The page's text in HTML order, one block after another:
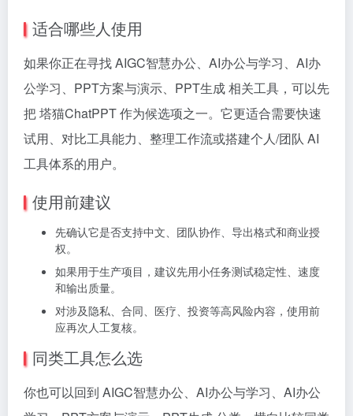
适合哪些人使用
如果你正在寻找 AIGC智慧办公、AI办公与学习、AI办
公学习、PPT方案与演示、PPT生成 相关工具，可以先
把 塔猫ChatPPT 作为候选项之一。它更适合需要快速
试用、对比工具能力、整理工作流或搭建个人/团队 AI
工具体系的用户。
使用前建议
先确认它是否支持中文、团队协作、导出格式和商业授
权。
如果用于生产项目，建议先用小任务测试稳定性、速度
和输出质量。
对涉及隐私、合同、医疗、投资等高风险内容，使用前
应再次人工复核。
同类工具怎么选
你也可以回到 AIGC智慧办公、AI办公与学习、AI办公